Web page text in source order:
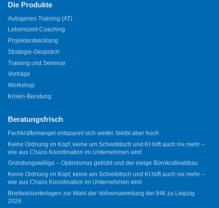
Die Produkte
Autogenes Training (AT)
Lebenszeit-Coaching
Projektentwicklung
Strategie-Gespräch
Training und Seminar
Vorträge
Workshop
Krisen-Beratung
Beratungsfrisch
Fachkräftemangel entspannt sich weiter, bleibt aber hoch
Keine Ordnung im Kopf, keine am Schreibtisch und KI hilft auch nix mehr –
wie aus Chaos Koordination im Unternehmen wird
Gründungswillige – Optimismus getrübt und der ewige Bürokratieabbau
Keine Ordnung im Kopf, keine am Schreibtisch und KI hilft auch nix mehr –
wie aus Chaos Koordination im Unternehmen wird
Briefwahlunterlagen zur Wahl der Vollversammlung der IHK zu Leipzig
2026